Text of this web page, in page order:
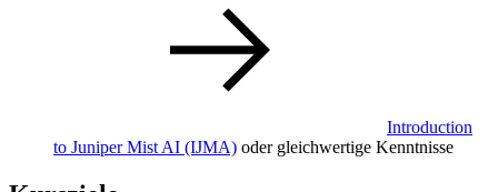
Introduction
to Juniper Mist AI (IJMA) oder gleichwertige Kenntnisse